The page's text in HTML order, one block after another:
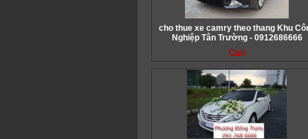
cho thue xe camry theo thang Khu
Nghiệp Tân Trường - 0912686666
Call